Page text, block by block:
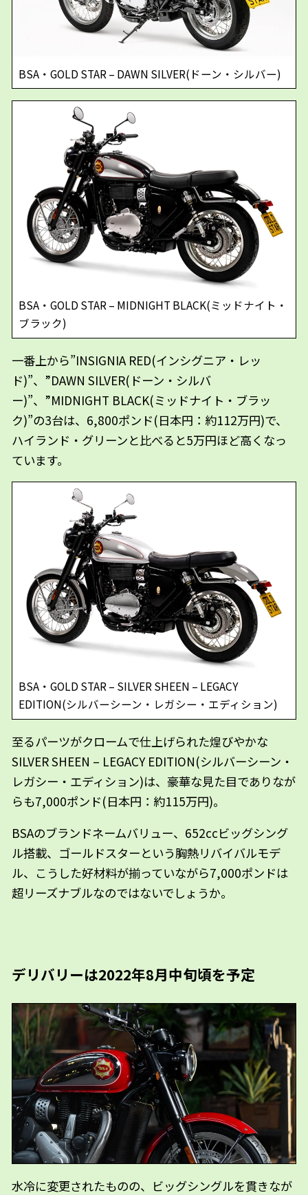
BSA・GOLD STAR – DAWN SILVER(ドーン・シルバー)
BSA・GOLD STAR – MIDNIGHT BLACK(ミッドナイト・
ブラック)
一番上から”INSIGNIA RED(インシグニア・レッ
ド)”、”DAWN SILVER(ドーン・シルバ
ー)”、”MIDNIGHT BLACK(ミッドナイト・ブラッ
ク)”の3台は、6,800ポンド(日本円：約112万円)で、
ハイランド・グリーンと比べると5万円ほど高くなっ
ています。
BSA・GOLD STAR – SILVER SHEEN – LEGACY
EDITION(シルバーシーン・レガシー・エディション)
至るパーツがクロームで仕上げられた煌びやかな
SILVER SHEEN – LEGACY EDITION(シルバーシーン・
レガシー・エディション)は、豪華な見た目でありなが
らも7,000ポンド(日本円：約115万円)。
BSAのブランドネームバリュー、652ccビッグシング
ル搭載、ゴールドスターという胸熱リバイバルモデ
ル、こうした好材料が揃っていながら7,000ポンドは
超リーズナブルなのではないでしょうか。
デリバリーは2022年8月中旬頃を予定
水冷に変更されたものの、ビッグシングルを貫きなが